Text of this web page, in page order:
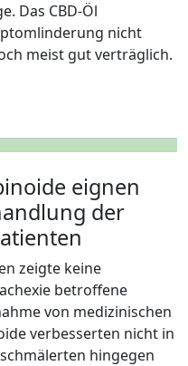
Das CBD-Öl
nicht
meist gut verträglich.
eignen
der
zeigte keine
betroffene
von medizinischen
verbesserten nicht in
hingegen